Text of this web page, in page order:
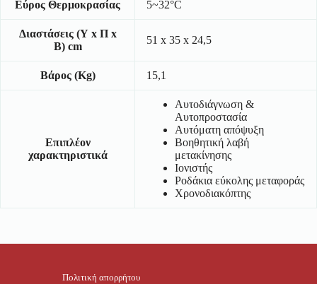
Εύρος Θερμοκρασίας 5~32°C
Διαστάσεις (Υ x Π x
Β) cm
51 x 35 x 24,5
Βάρος (Kg) 15,1
Επιπλέον
χαρακτηριστικά
Αυτοδιάγνωση &
Αυτοπροστασία
Αυτόματη απόψυξη
Βοηθητική λαβή
μετακίνησης
Ιονιστής
Ροδάκια εύκολης μεταφοράς
Χρονοδιακόπτης
Πολιτική απορρήτου